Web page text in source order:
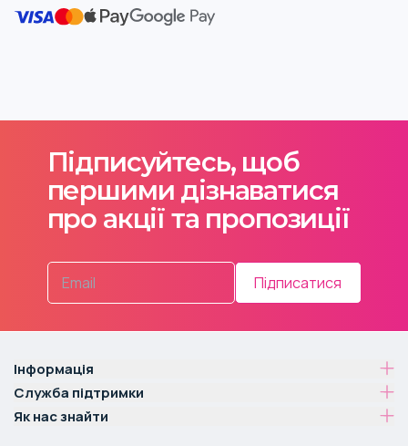
Підписуйтесь, щоб
першими дізнаватися
про акції та пропозиції
Підписатися
Інформація
Служба підтримки
Як нас знайти